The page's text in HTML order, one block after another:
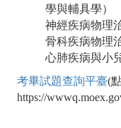
學與輔具學）
神經疾病物理
骨科疾病物理
心肺疾病與小
考畢試題查詢平臺(
https://